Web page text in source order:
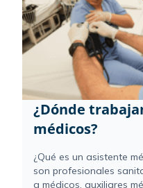
¿Dónde
médicos?
¿Qué es un asistente
son profesionales
a médicos, auxiliares